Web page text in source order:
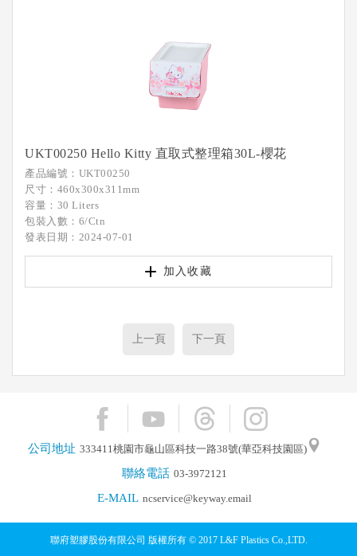
UKT00250 Hello Kitty 直取式整理箱30L-櫻花
產品編號：UKT00250
尺寸：460x300x311mm
容量：30 Liters
包裝入數：6/Ctn
發表日期：2024-07-01
加入收藏
上一頁 下一頁
公司地址 333411桃園市龜山區科技一路38號(華亞科技園區)
聯絡電話 03-3972121
E-MAIL ncservice@keyway.email
聯府塑膠股份有限公司 版權所有 © 2017 L&F Plastics Co.,LTD.